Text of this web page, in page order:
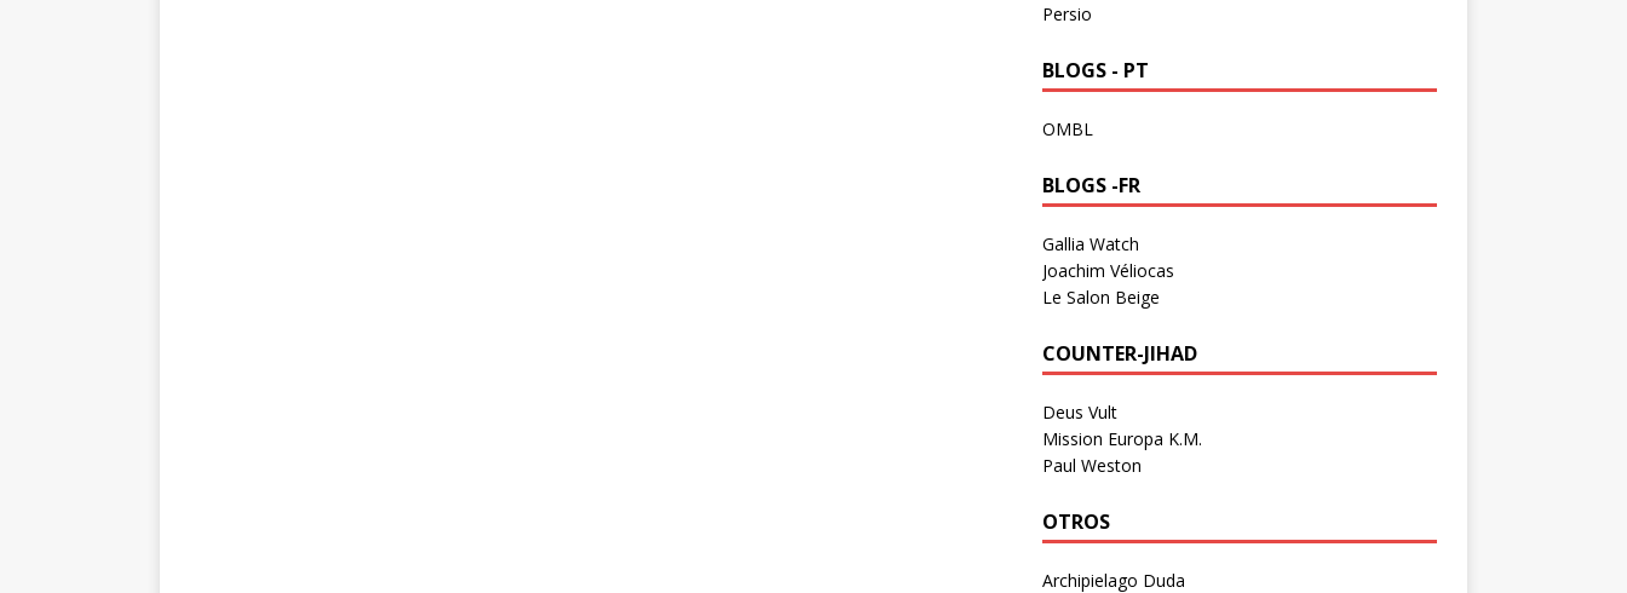
Persio
BLOGS - PT
OMBL
BLOGS -FR
Gallia Watch
Joachim Véliocas
Le Salon Beige
COUNTER-JIHAD
Deus Vult
Mission Europa K.M.
Paul Weston
OTROS
Archipielago Duda